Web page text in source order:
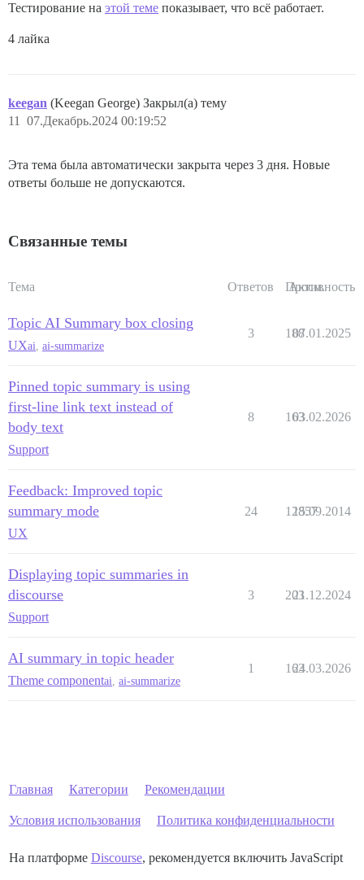
Тестирование на этой теме показывает, что всё работает.
4 лайка
keegan (Keegan George) Закрыл(а) тему
07.Декабрь.2024 00:19:52
11
Эта тема была автоматически закрыта через 3 дня. Новые
ответы больше не допускаются.
Связанные темы
Тема Ответов Просм.
Активность
Topic AI Summary box closing
UXai ai-summarize
3 188
07.01.2025
Pinned topic summary is using
first-line link text instead of
body text
Support
8 163
03.02.2026
Feedback: Improved topic
summary mode
UX
24 12857
15.09.2014
Displaying topic summaries in
discourse
Support
3 203
21.12.2024
AI summary in topic header
Theme componentai ai-summarize
1 163
24.03.2026
Главная Категории Рекомендации
Условия использования Политика конфиденциальности
На платформе Discourse, рекомендуется включить JavaScript